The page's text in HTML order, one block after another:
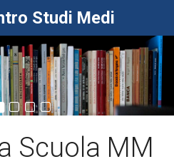
Studi Medi
Scuola MM